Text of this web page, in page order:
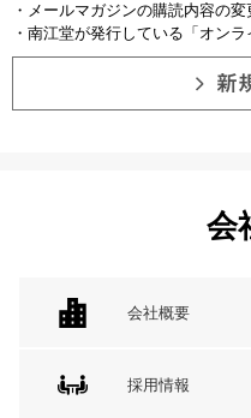
・メールマガジンの購読内容の変
・南江堂が発行している「オン
会
会社概要
採用情報